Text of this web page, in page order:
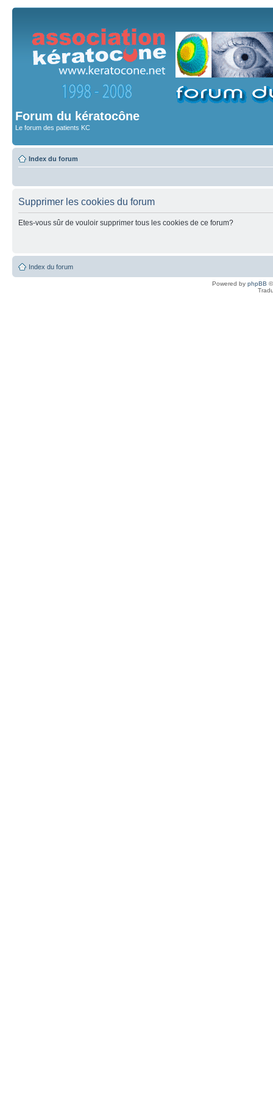
Forum du kératocône
Le forum des patients KC
Index du forum
Supprimer les cookies du forum
Etes-vous sûr de vouloir supprimer tous les cookies de ce forum?
Index du forum
Powered by phpBB